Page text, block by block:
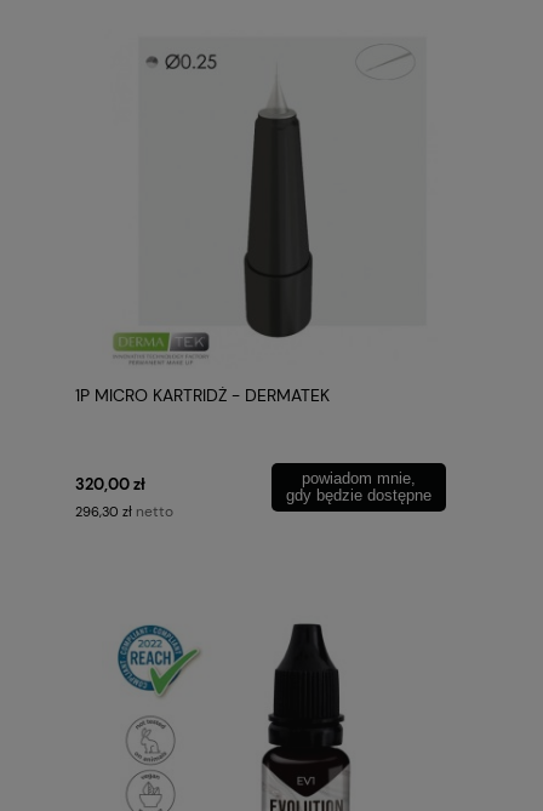
1P MICRO KARTRIDŻ - DERMATEK
320,00 zł
296,30 zł netto
powiadom mnie,
gdy będzie dostępne